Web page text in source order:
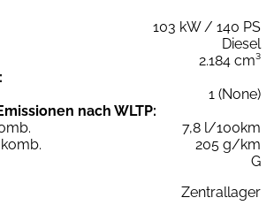
103 kW / 140 PS
Diesel
2.184 cm³
1 (None)
nach WLTP:
7,8 l/100km
205 g/km
G
Zentrallager